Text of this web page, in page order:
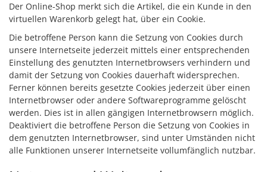
Der Online-Shop merkt sich die Artikel, die ein Kunde in den
virtuellen Warenkorb gelegt hat, über ein Cookie.
Die betroffene Person kann die Setzung von Cookies durch
unsere Internetseite jederzeit mittels einer entsprechenden
Einstellung des genutzten Internetbrowsers verhindern und
damit der Setzung von Cookies dauerhaft widersprechen.
Ferner können bereits gesetzte Cookies jederzeit über einen
Internetbrowser oder andere Softwareprogramme gelöscht
werden. Dies ist in allen gängigen Internetbrowsern möglich.
Deaktiviert die betroffene Person die Setzung von Cookies in
dem genutzten Internetbrowser, sind unter Umständen nicht
alle Funktionen unserer Internetseite vollumfänglich nutzbar.